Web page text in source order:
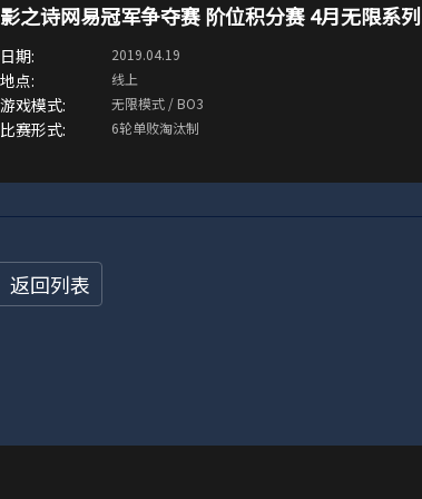
影之诗网易冠军争夺赛 阶位积分赛 4月无限系列
2019.04.19
线上
无限模式 / BO3
6轮单败淘汰制
返回列表